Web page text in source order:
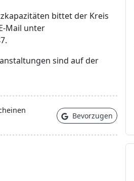
bittet der Kreis
Mail unter
sind auf der
Bevorzugen